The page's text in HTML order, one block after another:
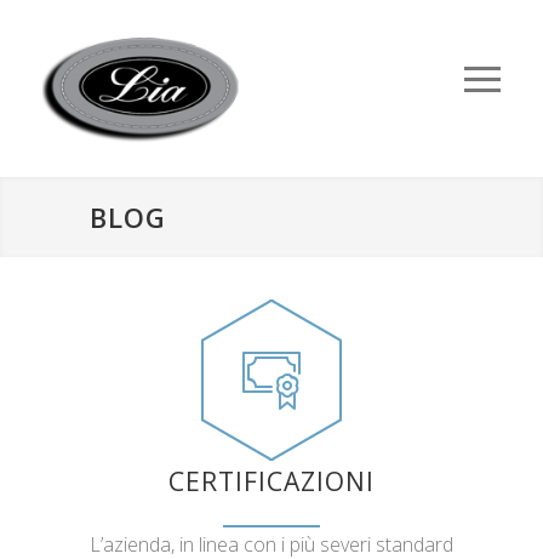
BLOG
CERTIFICAZIONI
L’azienda, in linea con i più severi standard